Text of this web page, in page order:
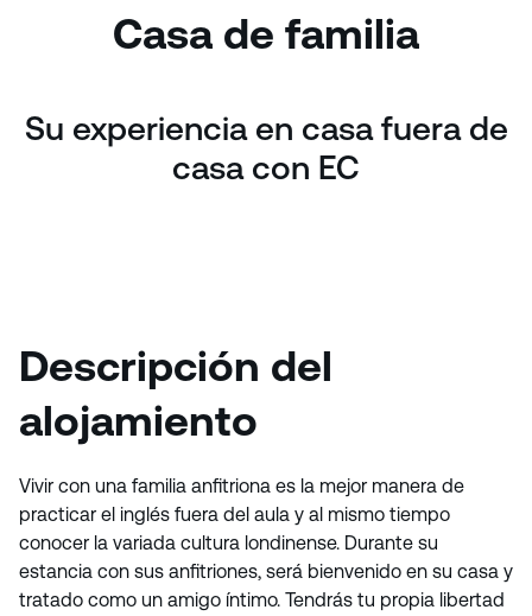
Casa de familia
Su experiencia en casa fuera de
casa con EC
Descripción del
alojamiento
Vivir con una familia anfitriona es la mejor manera de
practicar el inglés fuera del aula y al mismo tiempo
conocer la variada cultura londinense. Durante su
estancia con sus anfitriones, será bienvenido en su casa y
tratado como un amigo íntimo. Tendrás tu propia libertad